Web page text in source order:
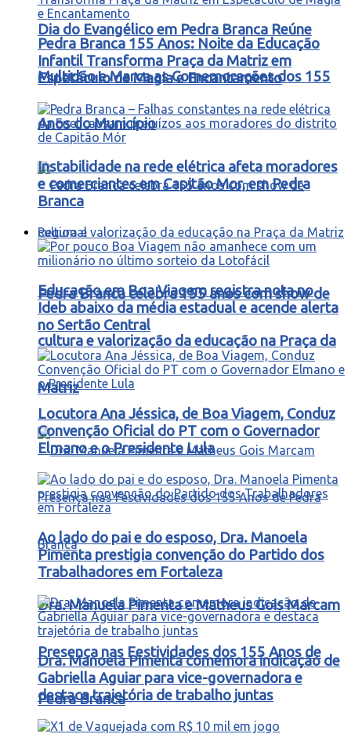
Dia do Evangélico em Pedra Branca Reúne
Multidão e Marca as Comemorações dos 155
Anos do Município
Pedra Branca celebra 155 anos com show de
cultura e valorização da educação na Praça da
Matriz
Dra. Manuela Pimenta e Matheus Gois Marcam
Presença nas Festividades dos 155 Anos de
Pedra Branca
Pedra Branca 155 Anos: Noite da Educação
Infantil Transforma Praça da Matriz em
Espetáculo de Magia e Encantamento
Instabilidade na rede elétrica afeta moradores
e comerciantes em Capitão Mor, em Pedra
Branca
Regional
Educação em Boa Viagem registra nota no
Ideb abaixo da média estadual e acende alerta
no Sertão Central
Locutora Ana Jéssica, de Boa Viagem, Conduz
Convenção Oficial do PT com o Governador
Elmano e o Presidente Lula
Ao lado do pai e do esposo, Dra. Manoela
Pimenta prestigia convenção do Partido dos
Trabalhadores em Fortaleza
Dra. Manoela Pimenta comemora indicação de
Gabriella Aguiar para vice-governadora e
destaca trajetória de trabalho juntas